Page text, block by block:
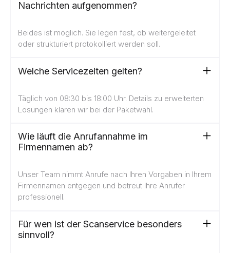
Nachrichten aufgenommen?
Beides ist möglich. Sie legen fest, ob weitergeleitet
oder strukturiert protokolliert werden soll.
Welche Servicezeiten gelten?
Täglich von 08:30 bis 18:00 Uhr. Details zu erweiterten
Lösungen klären wir bei der Paketwahl.
Wie läuft die Anrufannahme im
Firmennamen ab?
Unser Team nimmt Anrufe nach Ihren Vorgaben in Ihrem
Firmennamen entgegen und betreut Ihre Anrufer
professionell.
Für wen ist der Scanservice besonders
sinnvoll?